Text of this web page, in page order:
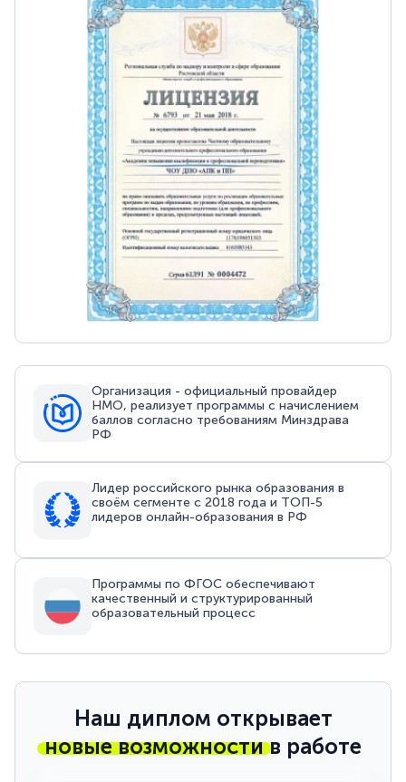
Организация - официальный провайдер
НМО, реализует программы с начислением
баллов согласно требованиям Минздрава
РФ
Лидер российского рынка образования в
своём сегменте с 2018 года и ТОП-5
лидеров онлайн-образования в РФ
Программы по ФГОС обеспечивают
качественный и структурированный
образовательный процесс
Наш диплом открывает
новые возможностив работе